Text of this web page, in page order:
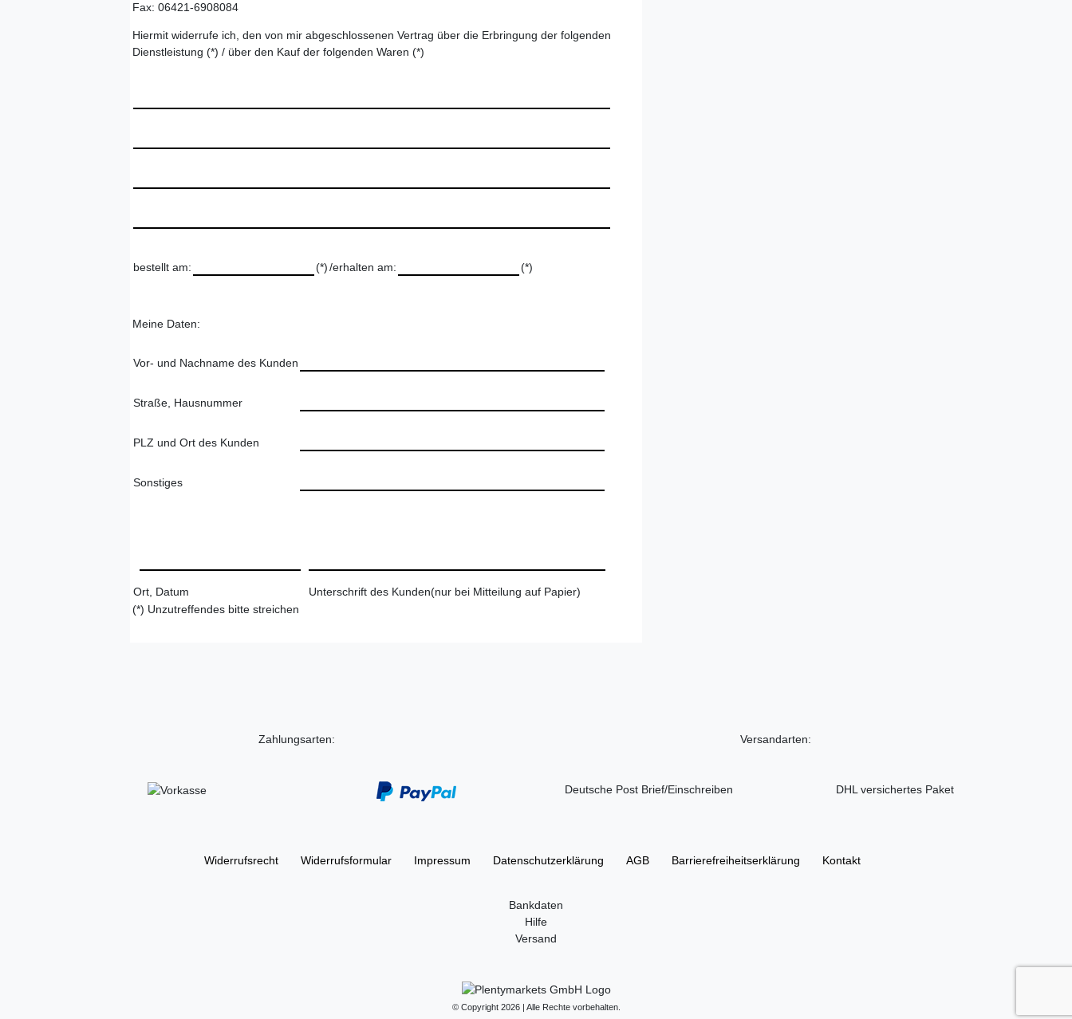
Fax: 06421-6908084
Hiermit widerrufe ich, den von mir abgeschlossenen Vertrag über die Erbringung der folgenden
Dienstleistung (*) / über den Kauf der folgenden Waren (*)
bestellt am: (*)/erhalten am: (*)
Meine Daten:
Vor- und Nachname des Kunden
Straße, Hausnummer
PLZ und Ort des Kunden
Sonstiges
Ort, Datum
Unterschrift des Kunden(nur bei Mitteilung auf Papier)
(*) Unzutreffendes bitte streichen
Zahlungsarten: Versandarten:
Deutsche Post Brief/Einschreiben DHL versichertes Paket
Widerrufs­recht Widerrufs­formular Impressum Daten­schutz­erklärung AGB Barrierefreiheitserklärung Kontakt
Bankdaten
Hilfe
Versand
© Copyright 2026 | Alle Rechte vorbehalten.